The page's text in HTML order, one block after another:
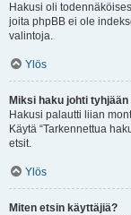
Hakusi oli
joita phpBB ei ole
valintoja.
Ylös
Miksi haku johti
Hakusi palautti liian
Käytä “Tarkennettua
etsit.
Ylös
Miten etsin käyttäjiä?